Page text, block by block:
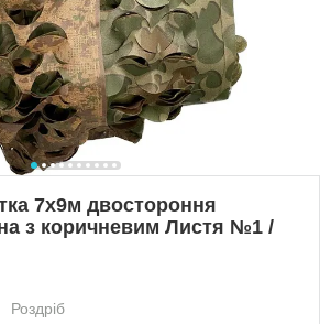
7х9м двостороння
з коричневим Листя №1 /
Роздріб